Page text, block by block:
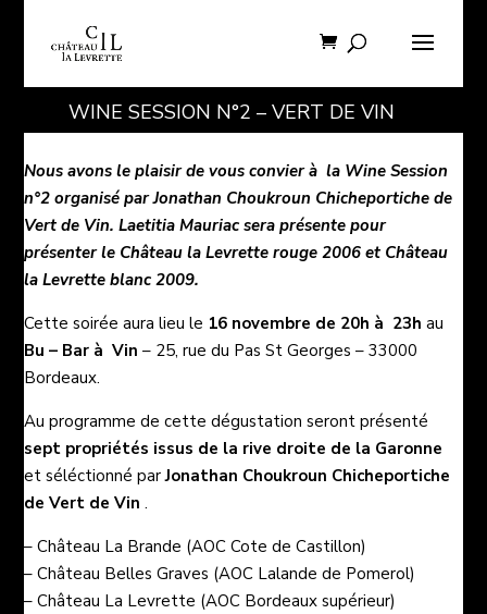
WINE SESSION N°2 – VERT DE VIN
Nous avons le plaisir de vous convier à la Wine Session
n°2 organisé par Jonathan Choukroun Chicheportiche de
Vert de Vin. Laetitia Mauriac sera présente pour
présenter le Château la Levrette rouge 2006 et Château
la Levrette blanc 2009.
Cette soirée aura lieu le 16 novembre de 20h à 23hau
Bu – Bar à Vin – 25, rue du Pas St Georges – 33000
Bordeaux.
Au programme de cette dégustation seront présenté
sept propriétés issus de la rive droite de la Garonne
et séléctionné parJonathan Choukroun Chicheportiche
deVert de Vin .
–Château La Brande (AOC Cote de Castillon)
–Château Belles Graves (AOC Lalande de Pomerol)
–Château La Levrette (AOC Bordeaux supérieur)